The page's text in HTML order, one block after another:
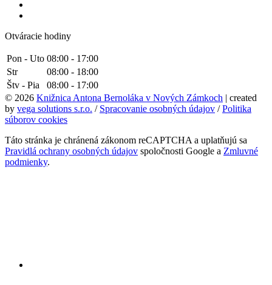
Otváracie hodiny
Pon - Uto 08:00 - 17:00
Str
08:00 - 18:00
Štv - Pia
08:00 - 17:00
© 2026 Knižnica Antona Bernoláka v Nových Zámkoch | created
by vega solutions s.r.o. / Spracovanie osobných údajov /Politika
súborov cookies
Táto stránka je chránená zákonom reCAPTCHA a uplatňujú sa
Pravidlá ochrany osobných údajov spoločnosti Google a Zmluvné
podmienky.